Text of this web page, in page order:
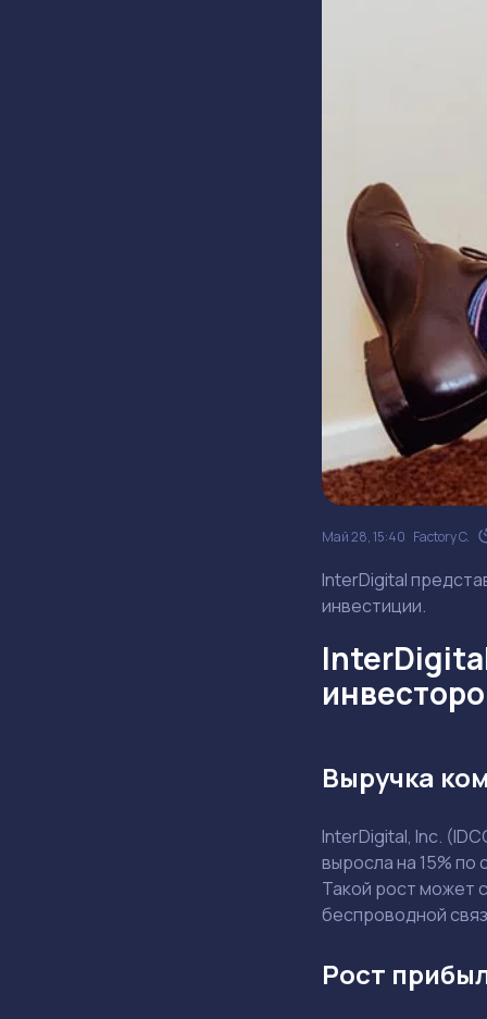
Май 28, 15:40 Factory C.
InterDigital
инвестиции.
Выручка
InterDigital, Inc.
выросла на 15%
Такой рост может
беспроводной
Рост